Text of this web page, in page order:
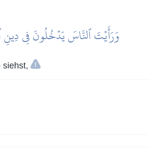
وَرَأَيۡتَ ٱلنَّاسَ يَدۡخُلُونَ فِي دِينِ
siehst,